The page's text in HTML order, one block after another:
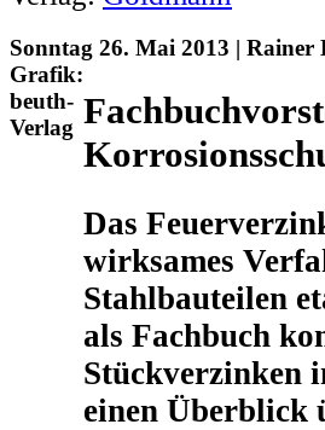
Sonntag 26. Mai 2013 | Rainer
Grafik:
beuth-
Verlag
Das
wirksames
Stahlbauteilen
als Fachbuch
Stückverzinken
einen Überblick